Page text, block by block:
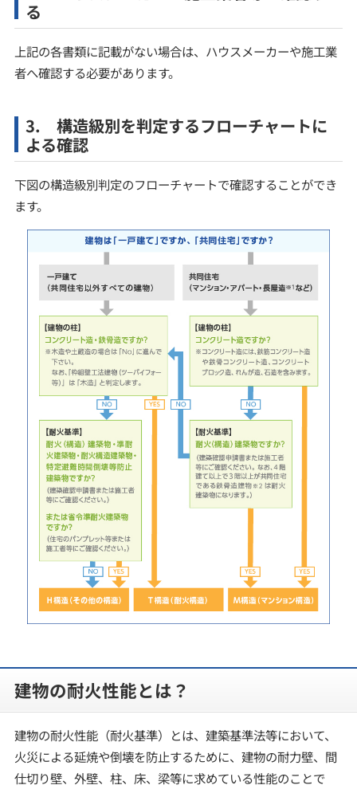
る
上記の各書類に記載がない場合は、ハウスメーカーや施工業
者へ確認する必要があります。
3. 構造級別を判定するフローチャートに
よる確認
下図の構造級別判定のフローチャートで確認することができ
ます。
建物の耐火性能とは？
建物の耐火性能（耐火基準）とは、建築基準法等において、
火災による延焼や倒壊を防止するために、建物の耐力壁、間
仕切り壁、外壁、柱、床、梁等に求めている性能のことで